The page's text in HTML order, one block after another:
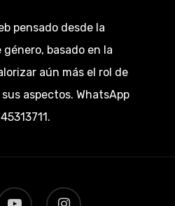
pensado desde la
basado en la
aún más el rol de
aspectos. WhatsApp
instagram